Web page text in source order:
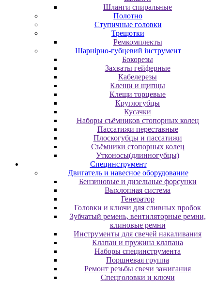
Шланги спиральные
Полотно
Ступичные головки
Трещотки
Ремкомплекты
Шарнірно-губцевий інструмент
Бокорезы
Захваты гейферные
Кабелерезы
Клещи и щипцы
Клещи торцевые
Круглогубцы
Кусачки
Наборы съёмников стопорных колец
Пассатижи переставные
Плоскогубцы и пассатижи
Съёмники стопорных колец
Утконосы(длинногубцы)
Специнструмент
Двигатель и навесное оборудование
Бензиновые и дизельные форсунки
Выхлопная система
Генератор
Головки и ключи для сливных пробок
Зубчатый ремень, вентиляторные ремни,
клиновые ремни
Инструменты для свечей накаливания
Клапан и пружина клапана
Наборы специнструмента
Поршневая группа
Ремонт резьбы свечи зажигания
Спецголовки и ключи